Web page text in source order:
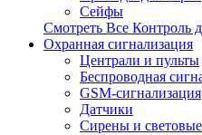
Сейфы
Смотреть Все Контроль
Охранная сигнализация
Централи и пульты
Беспроводная
GSM-сигнализация
Датчики
Сирены и